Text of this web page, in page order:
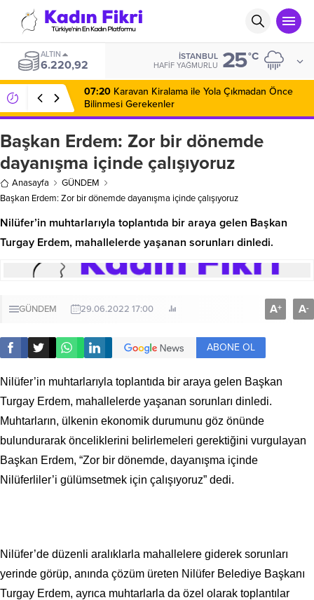
ALTIN
6.220,92
İSTANBUL
HAFIF YAĞMURLU 25°C
07:20 Karavan Kiralama ile Yola Çıkmadan Önce
Bilinmesi Gerekenler
Başkan Erdem: Zor bir dönemde
dayanışma içinde çalışıyoruz
Anasayfa
GÜNDEM
Başkan Erdem: Zor bir dönemde dayanışma içinde çalışıyoruz
Nilüfer’in muhtarlarıyla toplantıda bir araya gelen Başkan
Turgay Erdem, mahallelerde yaşanan sorunları dinledi.
GÜNDEM 29.06.2022 17:00 A+ A-
ABONE OL
Nilüfer’in muhtarlarıyla toplantıda bir araya gelen Başkan
Turgay Erdem, mahallelerde yaşanan sorunları dinledi.
Muhtarların, ülkenin ekonomik durumunu göz önünde
bulundurarak önceliklerini belirlemeleri gerektiğini vurgulayan
Başkan Erdem, “Zor bir dönemde, dayanışma içinde
Nilüferliler’i gülümsetmek için çalışıyoruz” dedi.
Nilüfer’de düzenli aralıklarla mahallelere giderek sorunları
yerinde görüp, anında çözüm üreten Nilüfer Belediye Başkanı
Turgay Erdem, ayrıca muhtarlarla da özel olarak toplantılar